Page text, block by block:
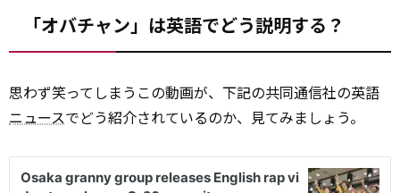
「オバチャン」は英語でどう説明する？
思わず笑ってしまうこの動画が、下記の共同通信社の英語
ニュースでどう紹介されているのか、見てみましょう。